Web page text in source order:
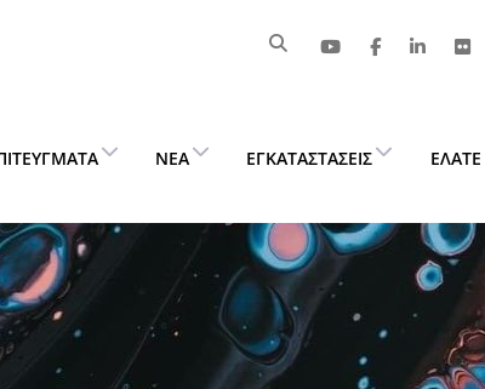
ΝΈΑ ΕΓΚΑΤΑΣΤΆΣΕΙΣ